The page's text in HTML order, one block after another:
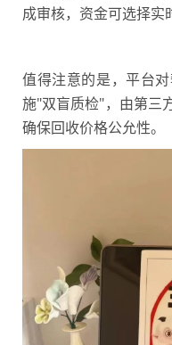
成审核，资金可选择实
值得注意的是，平台
施"双盲质检"，由第三
确保回收价格公允性。